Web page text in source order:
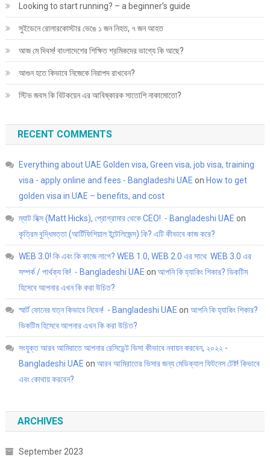
Looking to start running? – a beginner’s guide
সুইডেনে রোলারকোস্টার ভেঙে ১ জন নিহত, ৭ জন আহত
আজ মে দিবস! বাংলাদেশের শিক্ষিত শ্রমিকদের ভাগ্যে কি আছে?
আগুন হতে কিভাবে নিজেকে নিরাপদ রাখবেন?
স্টিভ জবস কি বিটকয়েন এর আবিষ্কারক সাতোশি নাকামোতো?
RECENT COMMENTS
Everything about UAE Golden visa, Green visa, job visa, training
visa - apply online and fees - Bangladeshi UAE on How to get
golden visa in UAE – benefits, and cost
ম্যাট হিক্স (Matt Hicks), প্রোগ্রামার থেকে CEO! - Bangladeshi UAE on
কৃত্রিম বুদ্ধিমত্তা (আর্টিফিশিয়াল ইন্টেলিজেন্স) কি? এটি কীভাবে কাজ করে?
WEB 3.0! কি এবং কি কাজে লাগে? WEB 1.0, WEB 2.0 এর সাথে WEB 3.0 এর
সম্পর্ক / পার্থক্য কি! - Bangladeshi UAE on আপনি কি হ্যাকিং শিকার? ভিকটিম
হিসেবে আপনার এখন কি করা উচিত?
স্মার্ট ফোনের যত্ন কিভাবে নিবেন! - Bangladeshi UAE on আপনি কি হ্যাকিং শিকার?
ভিকটিম হিসেবে আপনার এখন কি করা উচিত?
সংযুক্ত আরব আমিরাতে আপনার রেসিডেন্ট ভিসা কীভাবে নবায়ন করবেন, ২০২২ -
Bangladeshi UAE on আরব আমিরাতের ভিসার জন্য মেডিক্যাল ফিটনেস টেষ্ট! কিভাবে
এবং কোথায় করবেন?
ARCHIVES
September 2023